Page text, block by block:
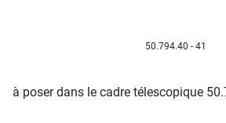
50.794.40 - 41
à poser dans le cadre télescopique